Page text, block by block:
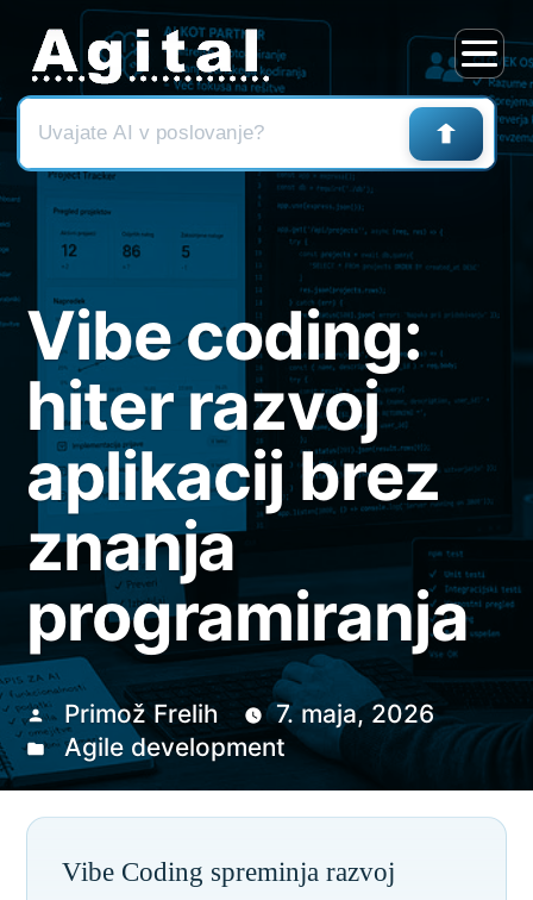
Skoči
vsebino
Vibe coding:
hiter razvoj
aplikacij brez
znanja
programiranja
Primož Frelih
7. maja, 2026
Agile development
Vibe Coding spreminja razvoj